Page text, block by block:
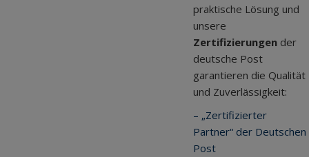
praktische Lösung und
unsere
Zertifizierungen der
deutsche Post
garantieren die Qualität
und Zuverlässigkeit:
– „Zertifizierter
Partner“ der Deutschen
Post